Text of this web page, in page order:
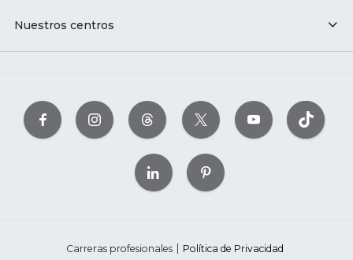
Nuestros centros
Carreras profesionales Política de Privacidad